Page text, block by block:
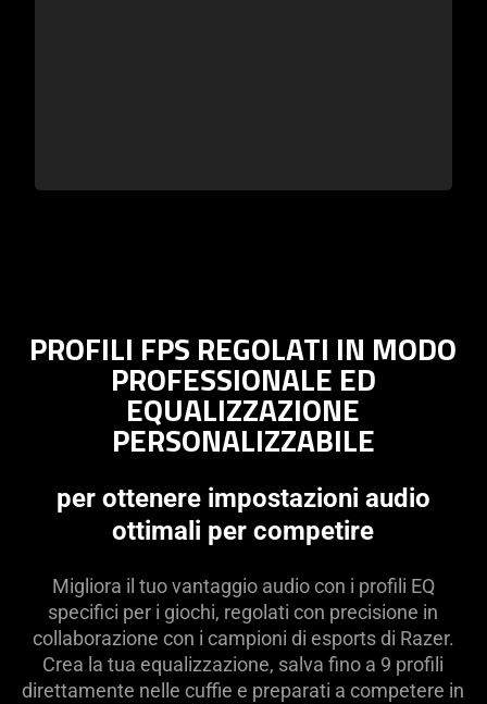
PROFILI FPS REGOLATI IN MODO
PROFESSIONALE ED
EQUALIZZAZIONE
PERSONALIZZABILE
per ottenere impostazioni audio
ottimali per competire
Migliora il tuo vantaggio audio con i profili EQ
specifici per i giochi, regolati con precisione in
collaborazione con i campioni di esports di Razer.
Crea la tua equalizzazione, salva fino a 9 profili
direttamente nelle cuffie e preparati a competere in